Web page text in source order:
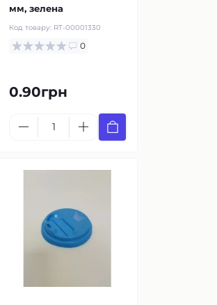
мм, зелена
Код товару: RT-00001330
0
0.90грн